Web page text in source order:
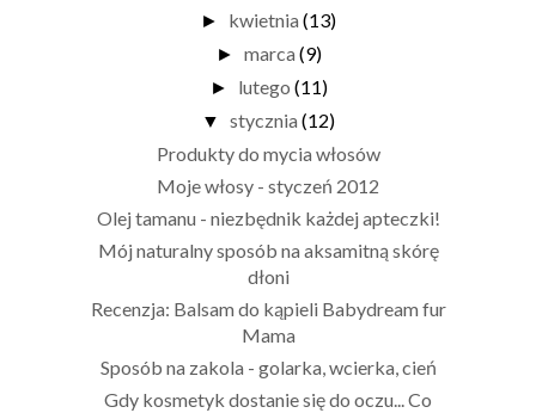
► kwietnia (13)
► marca (9)
► lutego (11)
▼ stycznia (12)
Produkty do mycia włosów
Moje włosy - styczeń 2012
Olej tamanu - niezbędnik każdej apteczki!
Mój naturalny sposób na aksamitną skórę
dłoni
Recenzja: Balsam do kąpieli Babydream fur
Mama
Sposób na zakola - golarka, wcierka, cień
Gdy kosmetyk dostanie się do oczu... Co